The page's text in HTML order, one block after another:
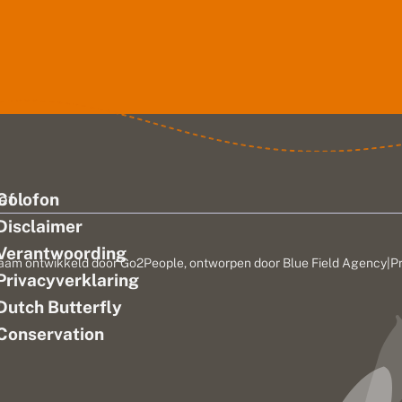
Butterfly
ontwikkeld doorGo2People, ontworpen door Blue Field Agency